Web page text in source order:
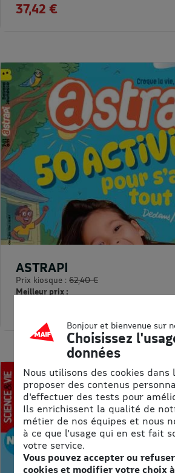
37,42 €
ASTRAPI
Prix kiosque : 62,40 €
Meilleur prix :
Bonjour et bienvenue sur
Choisissez
données
Nous utilisons des cookies dans
proposer des contenus
d'effectuer des tests pour
Ils enrichissent la qualité de
métier de nos équipes et nous
à ce que l'usage qui en est fait
votre service.
Vous pouvez accepter ou
cookies et modifier votre choix